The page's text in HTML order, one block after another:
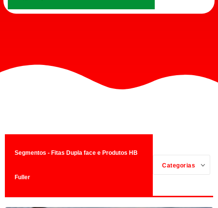
Segmentos - Fitas Dupla face e Produtos HB
Fuller
Categorias